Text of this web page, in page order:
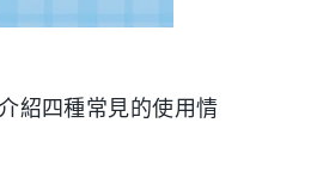
紹四種常見的使用情